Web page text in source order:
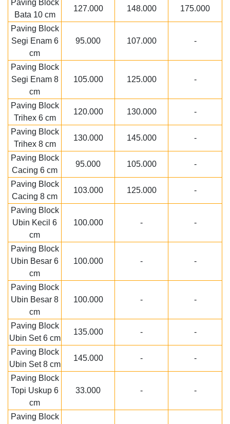
Paving Block
Bata 10 cm
127.000 148.000 175.000
Paving Block
Segi Enam 6
cm
95.000 107.000 -
Paving Block
Segi Enam 8
cm
105.000 125.000 -
Paving Block
Trihex 6 cm
120.000 130.000 -
Paving Block
Trihex 8 cm
130.000 145.000 -
Paving Block
Cacing 6 cm
95.000 105.000 -
Paving Block
Cacing 8 cm
103.000 125.000 -
Paving Block
Ubin Kecil 6
cm
100.000 - -
Paving Block
Ubin Besar 6
cm
100.000 - -
Paving Block
Ubin Besar 8
cm
100.000 - -
Paving Block
Ubin Set 6 cm
135.000 - -
Paving Block
Ubin Set 8 cm
145.000 - -
Paving Block
Topi Uskup 6
cm
33.000 - -
Paving Block